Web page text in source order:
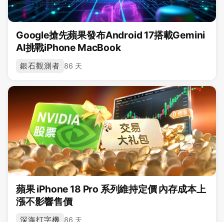
Google搶先蘋果發布Android 17搭載Gemini
AI挑戰iPhone MacBook
銀石觀測者 86 天
蘋果 iPhone 18 Pro 系列維持定價 內存成本上
漲不影響售價
深海打字機 86 天